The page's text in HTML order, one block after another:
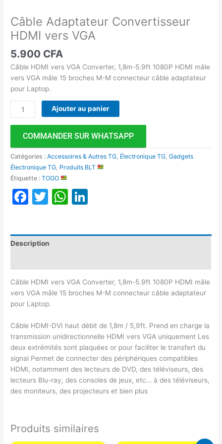
Câble Adaptateur Convertisseur
HDMI vers VGA
5.900 CFA
Câble HDMI vers VGA Converter, 1,8m-5.9ft 1080P HDMI mâle
vers VGA mâle 15 broches M-M connecteur câble adaptateur
pour Laptop.
Ajouter au panier
COMMANDER SUR WHATSAPP
Catégories :Accessoires & Autres TG, Électronique TG,Gadgets
Électronique TG, Produits BLT
Étiquette :TOGO
Facebook
TwitterWhatsApp
Description
Câble HDMI vers VGA Converter, 1,8m-5.9ft 1080P HDMI mâle
vers VGA mâle 15 broches M-M connecteur câble adaptateur
pour Laptop.
Câble HDMI-DVI haut débit de 1,8m / 5,9ft. Prend en charge la
transmission unidirectionnelle HDMI vers VGA uniquement Les
deux extrémités sont plaquées or pour faciliter le transfert du
signal Permet de connecter des périphériques compatibles
HDMI, notamment des lecteurs de DVD, des téléviseurs, des
lecteurs Blu-ray, des consoles de jeux, etc… à des téléviseurs,
des moniteurs, des projecteurs et bien plus
Produits similaires